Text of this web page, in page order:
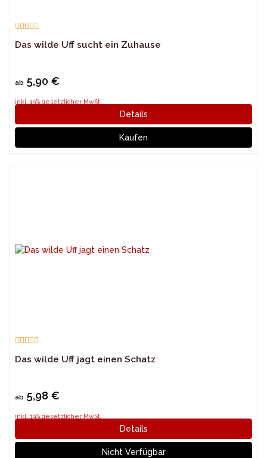
Das wilde Uff sucht ein Zuhause
ab 5,90 €
inkl. 19% gesetzlicher MwSt.
Details
Kaufen
Das wilde Uff jagt einen Schatz
ab 5,98 €
inkl. 19% gesetzlicher MwSt.
Details
Nicht Verfügbar